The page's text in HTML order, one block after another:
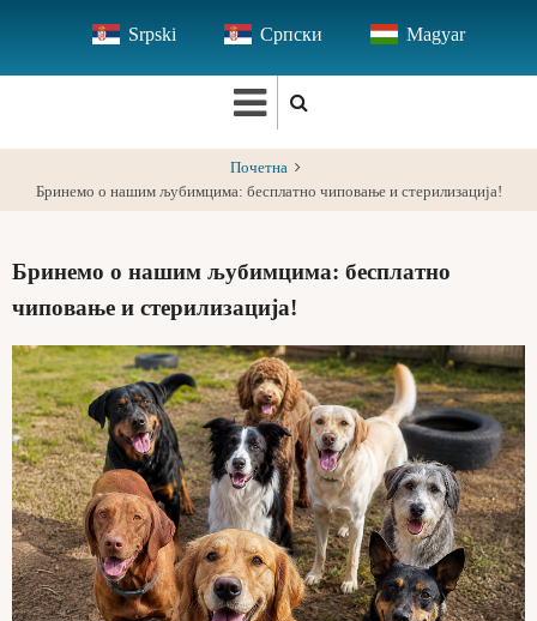
main
Srpski Српски Magyar
Почетна
Бринемо о нашим љубимцима: бесплатно чиповање и стерилизација!
Бринемо о нашим љубимцима: бесплатно
чиповање и стерилизација!